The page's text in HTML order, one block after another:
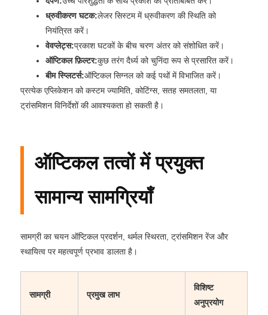
ध्रुवीकरण घटक:लेजर सिस्टम में ध्रुवीकरण की स्थिति को
नियंत्रित करें।
वेवप्लेट्स:प्रकाश घटकों के बीच चरण अंतर को संशोधित करें।
ऑप्टिकल फ़िल्टर:कुछ तरंग दैर्ध्य को चुनिंदा रूप से प्रसारित करें।
बीम स्प्लिटर्स:ऑप्टिकल सिग्नल को कई पथों में विभाजित करें।
प्रत्येक एप्लिकेशन को कस्टम ज्यामिति, कोटिंग्स, सतह समतलता, या
ट्रांसमिशन विनिर्देशों की आवश्यकता हो सकती है।
ऑप्टिकल तत्वों में प्रयुक्त
सामान्य सामग्रियाँ
सामग्री का चयन ऑप्टिकल प्रदर्शन, थर्मल स्थिरता, ट्रांसमिशन रेंज और
स्थायित्व पर महत्वपूर्ण प्रभाव डालता है।
सामग्री प्रमुख लाभ
विशिष्ट
अनुप्रयोग